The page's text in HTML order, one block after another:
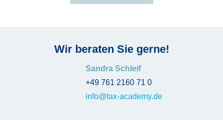
Wir beraten Sie gerne!
Sandra Schleif
+49 761 2160 71 0
info@tax-academy.de